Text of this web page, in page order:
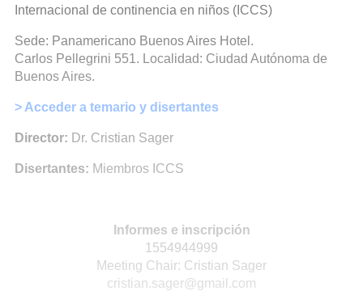
Internacional de continencia en niños (ICCS)
Sede: Panamericano Buenos Aires Hotel.
Carlos Pellegrini 551. Localidad: Ciudad Autónoma de
Buenos Aires.
> Acceder a temario y disertantes
Director: Dr. Cristian Sager
Disertantes: Miembros ICCS
Informes e inscripción
1554944999
Meeting Chair: Cristian Sager
cristian.sager@gmail.com